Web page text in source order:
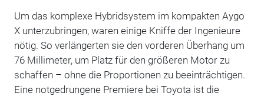
Um das komplexe Hybridsystem im kompakten Aygo
X unterzubringen, waren einige Kniffe der Ingenieure
nötig. So verlängerten sie den vorderen Überhang um
76 Millimeter, um Platz für den größeren Motor zu
schaffen – ohne die Proportionen zu beeinträchtigen.
Eine notgedrungene Premiere bei Toyota ist die